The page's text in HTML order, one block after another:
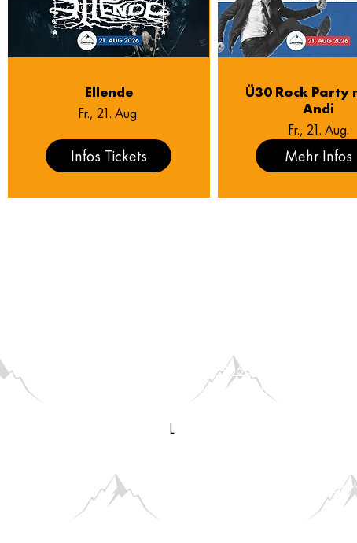
Ellende
Fr., 21. Aug.
Infos Tickets
Ü30 Rock Party
Andi
Fr., 21. Aug.
Mehr Infos
+49 851 96684422
Künstler*innen & Bands:
hier
L​
außerhalb dieser Zeiten nicht